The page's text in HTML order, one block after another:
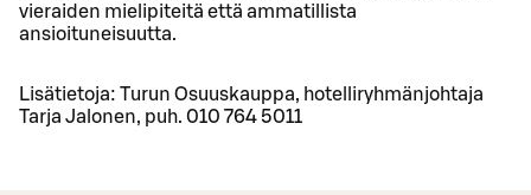
vieraiden mielipiteitä että ammatillista
ansioituneisuutta.
Lisätietoja: Turun Osuuskauppa, hotelliryhmänjohtaja
Tarja Jalonen, puh. 010 764 5011